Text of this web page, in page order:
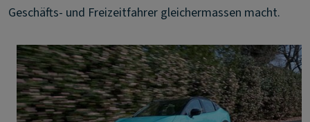
Geschäfts- und Freizeitfahrer gleichermassen macht.